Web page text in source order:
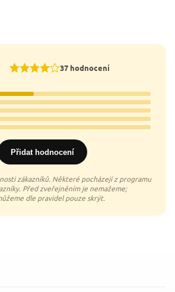
37 hodnocení
Přidat hodnocení